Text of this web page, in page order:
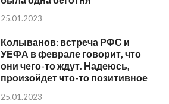
25.01.2023
Колыванов: встреча РФС и
УЕФА в феврале говорит, что
они чего-то ждут. Надеюсь,
произойдет что-то позитивное
25.01.2023